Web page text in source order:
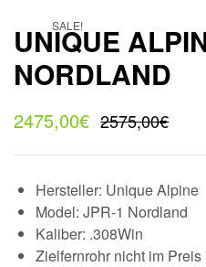
SALE!
UNIQUE
NORDLAND
2575,00€
2475,00€
Hersteller: Unique Alpine
Model: JPR-1 Nordland
Kaliber: .308Win
Zielfernrohr nicht im